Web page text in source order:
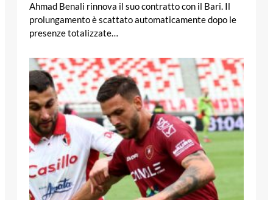
Ahmad Benali rinnova il suo contratto con il Bari. Il
prolungamento è scattato automaticamente dopo le
presenze totalizzate…